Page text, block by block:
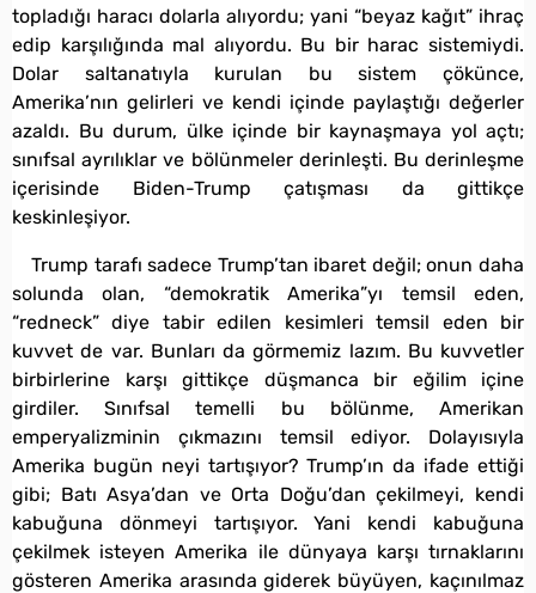
topladığı haracı dolarla alıyordu; yani “beyaz kağıt” ihraç
edip karşılığında mal alıyordu. Bu bir harac sistemiydi.
Dolar saltanatıyla kurulan bu sistem çökünce,
Amerika’nın gelirleri ve kendi içinde paylaştığı değerler
azaldı. Bu durum, ülke içinde bir kaynaşmaya yol açtı;
sınıfsal ayrılıklar ve bölünmeler derinleşti. Bu derinleşme
içerisinde Biden-Trump çatışması da gittikçe
keskinleşiyor.
Trump tarafı sadece Trump’tan ibaret değil; onun daha
solunda olan, “demokratik Amerika”yı temsil eden,
“redneck” diye tabir edilen kesimleri temsil eden bir
kuvvet de var. Bunları da görmemiz lazım. Bu kuvvetler
birbirlerine karşı gittikçe düşmanca bir eğilim içine
girdiler. Sınıfsal temelli bu bölünme, Amerikan
emperyalizminin çıkmazını temsil ediyor. Dolayısıyla
Amerika bugün neyi tartışıyor? Trump’ın da ifade ettiği
gibi; Batı Asya’dan ve Orta Doğu’dan çekilmeyi, kendi
kabuğuna dönmeyi tartışıyor. Yani kendi kabuğuna
çekilmek isteyen Amerika ile dünyaya karşı tırnaklarını
gösteren Amerika arasında giderek büyüyen, kaçınılmaz